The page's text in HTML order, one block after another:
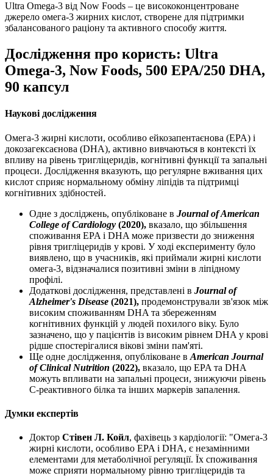
Ultra Omega-3 від Now Foods – це висококонцентроване
джерело омега-3 жирних кислот, створене для підтримки
збалансованого раціону та активного способу життя.
Дослідження про користь: Ultra
Omega-3, Now Foods, 500 EPA/250 DHA,
90 капсул
Наукові дослідження
Омега-3 жирні кислоти, особливо ейкозапентаєнова (EPA) і
докозагексаєнова (DHA), активно вивчаються в контексті їх
впливу на рівень тригліцеридів, когнітивні функції та запальні
процеси. Дослідження вказують, що регулярне вживання цих
кислот сприяє нормальному обміну ліпідів та підтримці
когнітивних здібностей.
Одне з досліджень, опубліковане в Journal of American
College of Cardiology (2020), вказало, що збільшення
споживання EPA і DHA може призвести до зниження
рівня тригліцеридів у крові. У ході експерименту було
виявлено, що в учасників, які приймали жирні кислоти
омега-3, відзначалися позитивні зміни в ліпідному
профілі.
Додаткові дослідження, представлені в Journal of
Alzheimer's Disease (2021), продемонстрували зв'язок між
високим споживанням DHA та збереженням
когнітивних функцій у людей похилого віку. Було
зазначено, що у пацієнтів із високим рівнем DHA у крові
рідше спостерігалися вікові зміни пам'яті.
Ще одне дослідження, опубліковане в American Journal
of Clinical Nutrition (2022), вказало, що EPA та DHA
можуть впливати на запальні процеси, знижуючи рівень
С-реактивного білка та інших маркерів запалення.
Думки експертів
Доктор Стівен Л. Койл, фахівець з кардіології: "Омега-3
жирні кислоти, особливо EPA і DHA, є незамінними
елементами для метаболічної регуляції. Їх споживання
може сприяти нормальному рівню тригліцеридів та